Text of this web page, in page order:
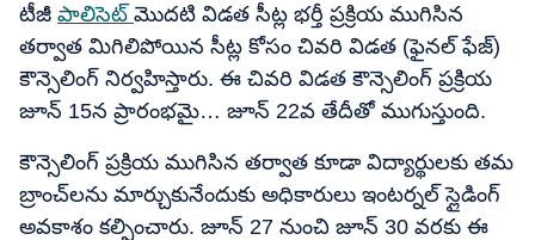
టీజీ పాలిసెట్ మొదటి విడత సీట్ల భర్తీ ప్రక్రియ ముగిసిన
తర్వాత మిగిలిపోయిన సీట్ల కోసం చివరి విడత (ఫైనల్ ఫేజ్)
కౌన్సెలింగ్ నిర్వహిస్తారు. ఈ చివరి విడత కౌన్సెలింగ్ ప్రక్రియ
జూన్ 15న ప్రారంభమై… జూన్ 22వ తేదీతో ముగుస్తుంది.
కౌన్సెలింగ్ ప్రక్రియ ముగిసిన తర్వాత కూడా విద్యార్థులకు తమ
బ్రాంచ్‌లను మార్చుకునేందుకు అధికారులు ఇంటర్నల్ స్లైడింగ్
అవకాశం కల్పించారు. జూన్ 27 నుంచి జూన్ 30 వరకు ఈ